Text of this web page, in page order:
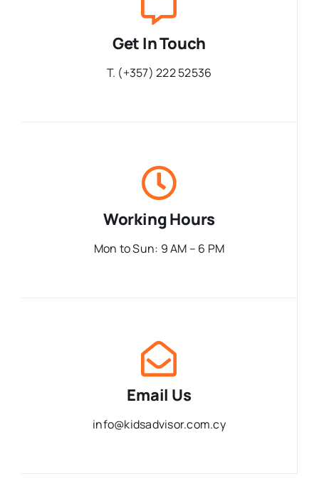
Get In Touch
T. (+357) 222 52536
Working Hours
Mon to Sun: 9 AM – 6 PM
Email Us
info@kidsadvisor.com.cy